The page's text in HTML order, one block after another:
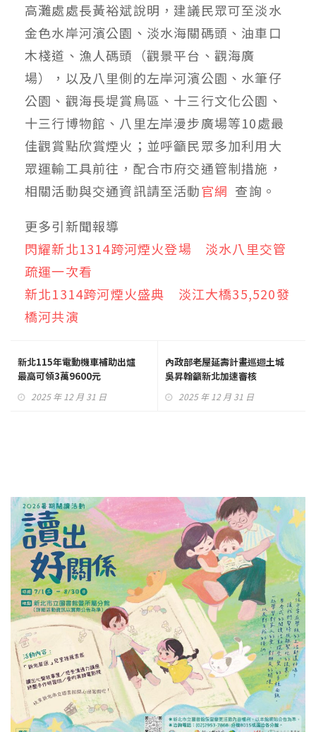
高灘處處長黃裕斌說明，建議民眾可至淡水
金色水岸河濱公園、淡水海關碼頭、油車口
木棧道、漁人碼頭（觀景平台、觀海廣
場），以及八里側的左岸河濱公園、水筆仔
公園、觀海長堤賞鳥區、十三行文化公園、
十三行博物館、八里左岸漫步廣場等10處最
佳觀賞點欣賞煙火；並呼籲民眾多加利用大
眾運輸工具前往，配合市府交通管制措施，
相關活動與交通資訊請至活動官網 查詢。
更多引新聞報導
閃耀新北1314跨河煙火登場 淡水八里交管
疏運一次看
新北1314跨河煙火盛典 淡江大橋35,520發
橋河共演
新北115年電動機車補助出爐
最高可領3萬9600元
2025 年 12 月 31 日
內政部老屋延壽計畫巡迴土城
吳昇翰籲新北加速審核
2025 年 12 月 31 日